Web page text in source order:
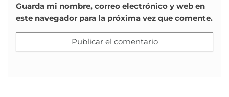
Guarda mi nombre, correo electrónico y web en
este navegador para la próxima vez que comente.